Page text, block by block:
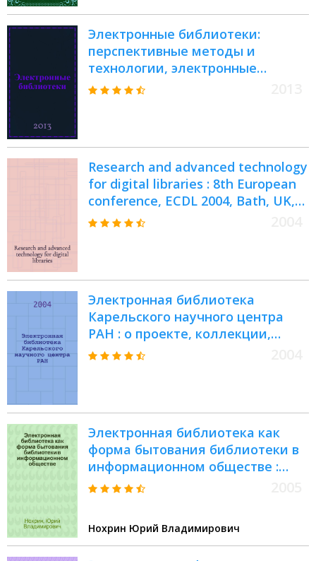
Электронные библиотеки:
перспективные методы и
технологии, электронные
коллекции = Digital Libraries:
конференция RCDL'2013,
Ярославль, 14-17 октября 2013 г. :
труды конференции
Research and advanced technology
for digital libraries : 8th European
conference, ECDL 2004, Bath, UK,
September 12-17, 2004 :
Электронная библиотека
Карельского научного центра
РАН : о проекте, коллекции,
ссылки
Электронная библиотека как
форма бытования библиотеки в
информационном обществе :
автореф. дис. на соиск. учен.
<Библиотековедение,
библиографоведение и
Нохрин Юрий Владимирович